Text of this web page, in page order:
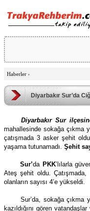
Haberler ›
Diyarbakır Sur’da
Diyarbakır Sur
mahallesinde sokağa çıkma
çatışmada 3 asker şehit
yaşama tutunamadı. Şehit
Sur’da PKK’lılarla
Ateş şehit oldu. Çatışmada,
olanların sayısı 4’e yükseldi.
Sur’da, sokağa çıkma
kazıldığını gören